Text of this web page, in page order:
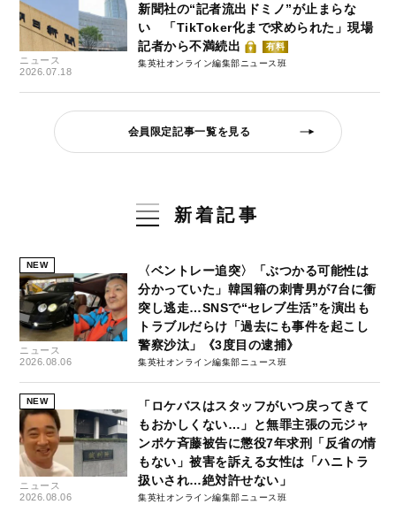
ニュース
2026.07.18
新聞社の“記者流出ドミノ”が止まらな
い 「TikToker化まで求められた」現場
記者から不満続出
有料
集英社オンライン編集部ニュース班
会員限定記事一覧を見る
新着記事
NEW
ニュース
2026.08.06
〈ベントレー追突〉「ぶつかる可能性は
分かっていた」韓国籍の刺青男が7台に衝
突し逃走…SNSで“セレブ生活”を演出も
トラブルだらけ「過去にも事件を起こし
警察沙汰」《3度目の逮捕》
集英社オンライン編集部ニュース班
NEW
ニュース
2026.08.06
「ロケバスはスタッフがいつ戻ってきて
もおかしくない…」と無罪主張の元ジャ
ンポケ斉藤被告に懲役7年求刑「反省の情
もない」被害を訴える女性は「ハニトラ
扱いされ…絶対許せない」
集英社オンライン編集部ニュース班